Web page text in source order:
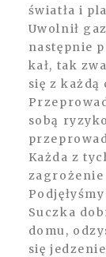
światła i
Uwolnił
następnie
kał, tak
się z każdą
sobą
Każda z
zagrożenie
Suczka
domu,
się